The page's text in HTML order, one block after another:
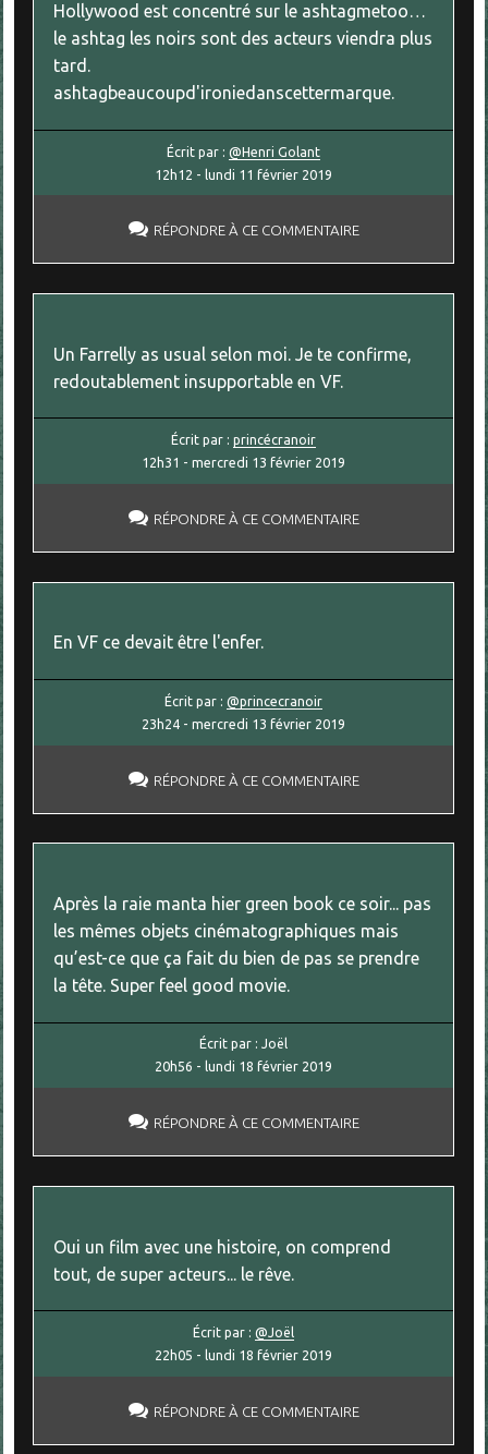
Hollywood est concentré sur le ashtagmetoo…
le ashtag les noirs sont des acteurs viendra plus
tard.
ashtagbeaucoupd'ironiedanscettermarque.
Écrit par :@Henri Golant
12h12 -lundi 11 février 2019
RÉPONDRE À CE COMMENTAIRE
Un Farrelly as usual selon moi. Je te confirme,
redoutablement insupportable en VF.
Écrit par :princécranoir
12h31 -mercredi 13 février 2019
RÉPONDRE À CE COMMENTAIRE
En VF ce devait être l'enfer.
Écrit par :@princecranoir
23h24 -mercredi 13 février 2019
RÉPONDRE À CE COMMENTAIRE
Après la raie manta hier green book ce soir... pas
les mêmes objets cinématographiques mais
qu’est-ce que ça fait du bien de pas se prendre
la tête. Super feel good movie.
Écrit par :Joël
20h56 - lundi 18 février 2019
RÉPONDRE À CE COMMENTAIRE
Oui un film avec une histoire, on comprend
tout, de super acteurs... le rêve.
Écrit par :@Joël
22h05 - lundi 18 février 2019
RÉPONDRE À CE COMMENTAIRE